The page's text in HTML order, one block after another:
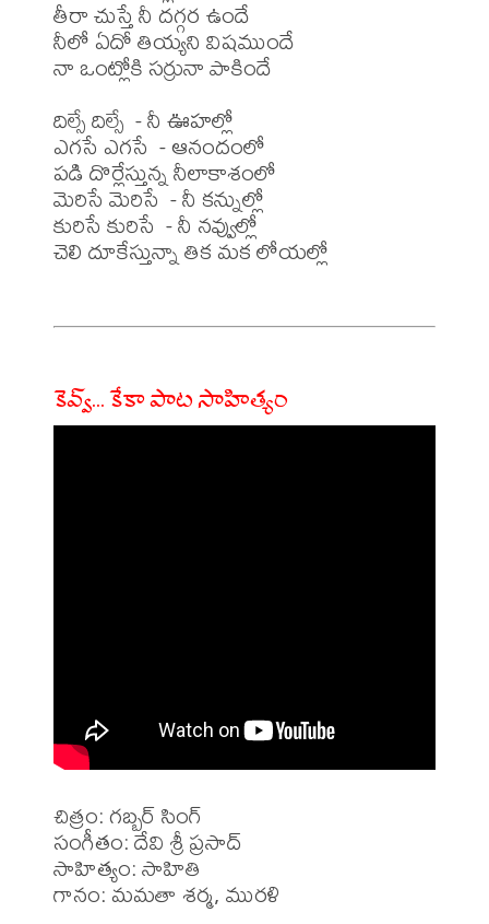
తీరా చుస్తే నీ దగ్గర ఉందే
నీలో ఏదో తియ్యని విషముందే
నా ఒంట్లోకి సర్రునా పాకిందే
దిల్సే దిల్సే  - నీ ఊహల్లో
ఎగసే ఎగసే  - ఆనందంలో
పడి దొర్లేస్తున్న నీలాకాశంలో
మెరిసే మెరిసే  - నీ కన్నుల్లో
కురిసే కురిసే  - నీ నవ్వుల్లో
చెలి దూకేస్తున్నా తిక మక లోయల్లో
కెవ్వ్... కేకా పాట సాహిత్యం
చిత్రం: గబ్బర్ సింగ్
సంగీతం: దేవి శ్రీ ప్రసాద్
సాహిత్యం: సాహితి
గానం: మమతా శర్మ, మురళి